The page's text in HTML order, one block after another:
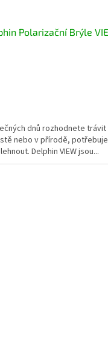
Polarizační Brýle
dnů rozhodnete trávit
nebo v přírodě,
Delphin VIEW jsou...